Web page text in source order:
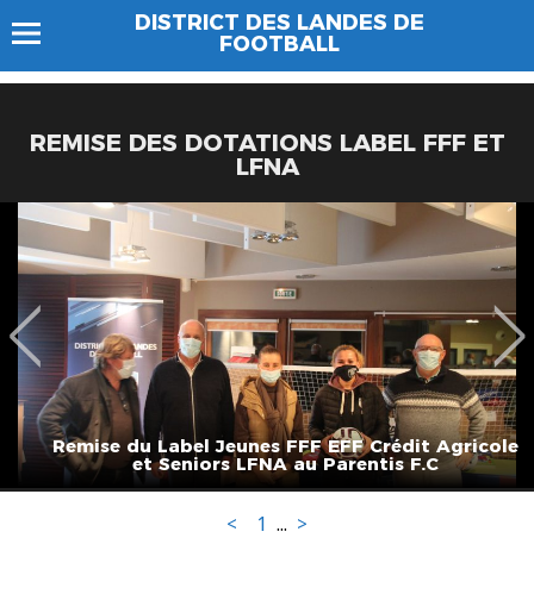
DISTRICT DES LANDES DE
FOOTBALL
REMISE DES DOTATIONS LABEL FFF ET
LFNA
Remise du Label Jeunes FFF EFF Crédit Agricole
et Seniors LFNA au Parentis F.C
< 1 ... >